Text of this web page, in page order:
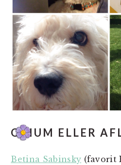
OTIUM ELLER
Betina Sabinsky (favorit